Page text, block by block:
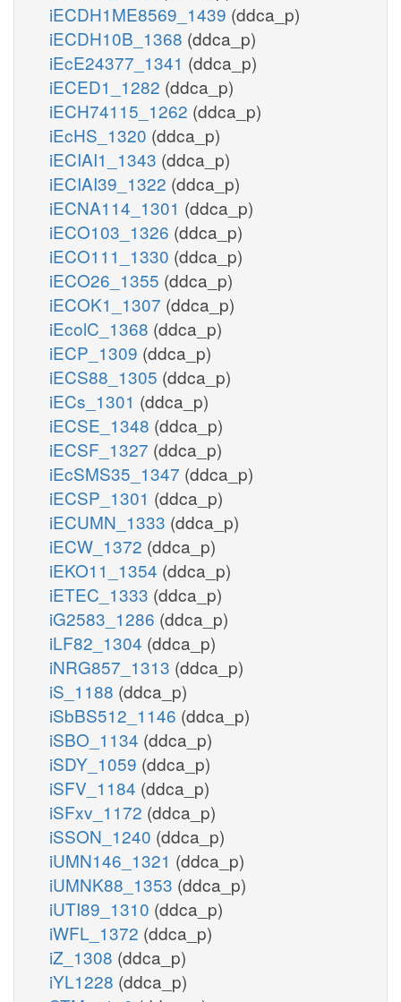
iECDH1ME8569_1439 (ddca_p)
iECDH10B_1368 (ddca_p)
iEcE24377_1341 (ddca_p)
iECED1_1282 (ddca_p)
iECH74115_1262 (ddca_p)
iEcHS_1320 (ddca_p)
iECIAI1_1343 (ddca_p)
iECIAI39_1322 (ddca_p)
iECNA114_1301 (ddca_p)
iECO103_1326 (ddca_p)
iECO111_1330 (ddca_p)
iECO26_1355 (ddca_p)
iECOK1_1307 (ddca_p)
iEcolC_1368 (ddca_p)
iECP_1309 (ddca_p)
iECS88_1305 (ddca_p)
iECs_1301 (ddca_p)
iECSE_1348 (ddca_p)
iECSF_1327 (ddca_p)
iEcSMS35_1347 (ddca_p)
iECSP_1301 (ddca_p)
iECUMN_1333 (ddca_p)
iECW_1372 (ddca_p)
iEKO11_1354 (ddca_p)
iETEC_1333 (ddca_p)
iG2583_1286 (ddca_p)
iLF82_1304 (ddca_p)
iNRG857_1313 (ddca_p)
iS_1188 (ddca_p)
iSbBS512_1146 (ddca_p)
iSBO_1134 (ddca_p)
iSDY_1059 (ddca_p)
iSFV_1184 (ddca_p)
iSFxv_1172 (ddca_p)
iSSON_1240 (ddca_p)
iUMN146_1321 (ddca_p)
iUMNK88_1353 (ddca_p)
iUTI89_1310 (ddca_p)
iWFL_1372 (ddca_p)
iZ_1308 (ddca_p)
iYL1228 (ddca_p)